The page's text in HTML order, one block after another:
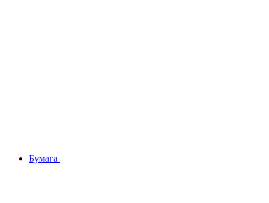
Бумага